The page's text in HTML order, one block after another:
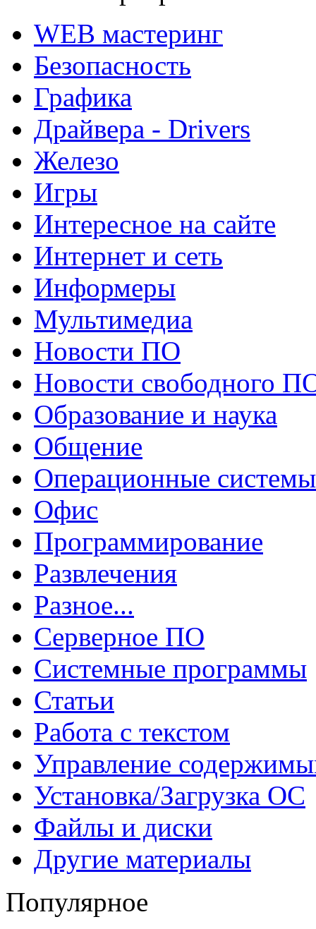
WEB мастеринг
Безопасность
Графика
Драйвера - Drivers
Железо
Игры
Интересное на сайте
Интернет и сеть
Информеры
Мультимедиа
Новости ПО
Новости свободного
Образование и наука
Общение
Операционные системы
Офис
Программирование
Развлечения
Разное...
Серверное ПО
Системные программы
Статьи
Работа с текстом
Управление
Установка/Загрузка ОС
Файлы и диски
Другие материалы
Популярное